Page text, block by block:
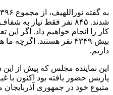
شدند. ۸۴۵ نفر فقط نیاز
کار را انجام خواهیم داد. اگر این
داریم.
این نماینده مجلس که پیش از
پاریس حضور یافته بود اکنون با
متبوع خود در جمهوری